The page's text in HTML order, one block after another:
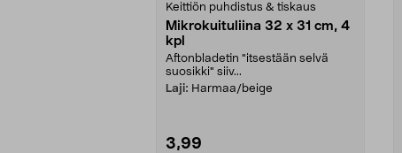
Keittiön puhdistus & tiskaus
Mikrokuituliina 32 x 31 cm, 4
kpl
Aftonbladetin "itsestään selvä
suosikki" siiv...
Laji: Harmaa/beige
3,99